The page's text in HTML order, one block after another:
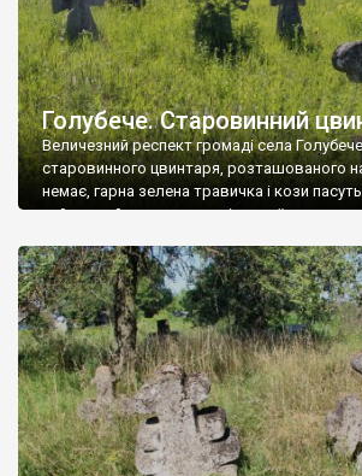
Голубече. Старовинний
Величезний респект громаді села
старовинного цвинтаря, розташованого
немає, гарна зелена травичка і кози
найкращий регулятор шкідливої, для
бруньками, кози ті бруньки обгризають,
делікатес. На цвинтарі у Голубечому ціла
різноманітних форм хрестів. Село